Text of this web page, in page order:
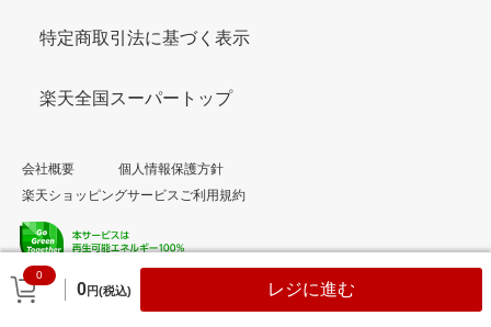
0
0円(税込) レジに進む
特定商取引法に基づく表示
楽天全国スーパートップ
会社概要
個人情報保護方針
楽天ショッピングサービスご利用規約
© Rakuten Group, Inc.